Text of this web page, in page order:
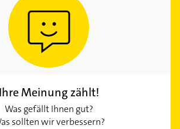
Ihre Meinung zählt!
Was gefällt Ihnen gut?
sollten wir verbessern?